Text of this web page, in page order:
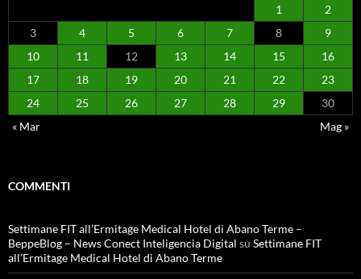
1
2
3
4 5 6 7 8
9
10
11 12 13 14 15
16
17
18 19 20 21 22
23
24
25 26 27 28 29
30
« Mar
Mag »
COMMENTI
Settimane FIT all’Ermitage Medical Hotel di Abano Terme –
BeppeBlog – News Conect Inteligencia Digital su Settimane FIT
all’Ermitage Medical Hotel di Abano Terme